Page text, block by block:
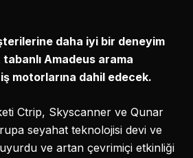
daha iyi bir deneyim
Amadeus arama
motorlarına dahil edecek.
Ctrip, Skyscanner ve Qunar
seyahat teknolojisi devi ve
ve artan çevrimiçi etkinliği